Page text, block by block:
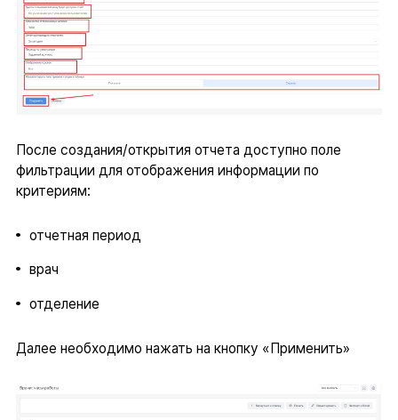
После создания/открытия отчета доступно поле
фильтрации для отображения информации по
критериям:
отчетная период
врач
отделение
Далее необходимо нажать на кнопку «Применить»